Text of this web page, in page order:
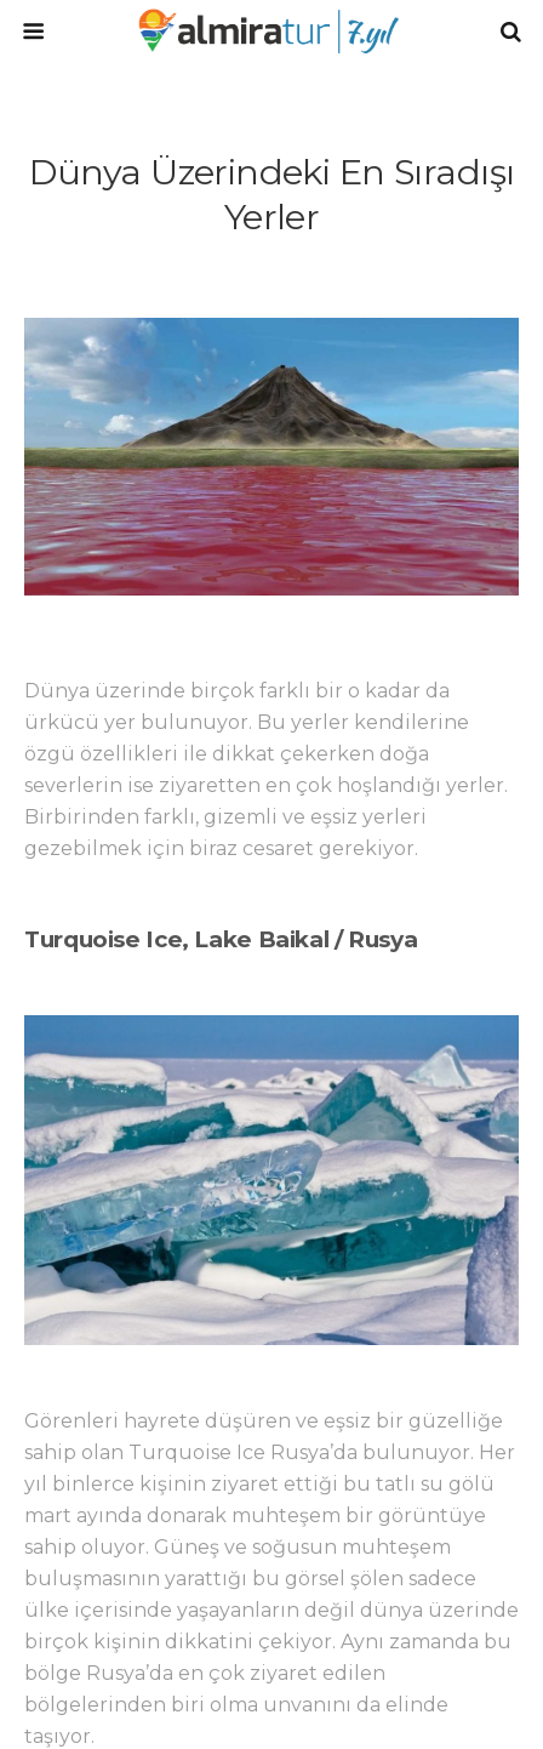
Dünya Üzerindeki En Sıradışı
Yerler
Dünya üzerinde birçok farklı bir o kadar da
ürkücü yer bulunuyor. Bu yerler kendilerine
özgü özellikleri ile dikkat çekerken doğa
severlerin ise ziyaretten en çok hoşlandığı yerler.
Birbirinden farklı, gizemli ve eşsiz yerleri
gezebilmek için biraz cesaret gerekiyor.
Turquoise Ice, Lake Baikal / Rusya
Görenleri hayrete düşüren ve eşsiz bir güzelliğe
sahip olan Turquoise Ice Rusya’da bulunuyor. Her
yıl binlerce kişinin ziyaret ettiği bu tatlı su gölü
mart ayında donarak muhteşem bir görüntüye
sahip oluyor. Güneş ve soğusun muhteşem
buluşmasının yarattığı bu görsel şölen sadece
ülke içerisinde yaşayanların değil dünya üzerinde
birçok kişinin dikkatini çekiyor. Aynı zamanda bu
bölge Rusya’da en çok ziyaret edilen
bölgelerinden biri olma unvanını da elinde
taşıyor.